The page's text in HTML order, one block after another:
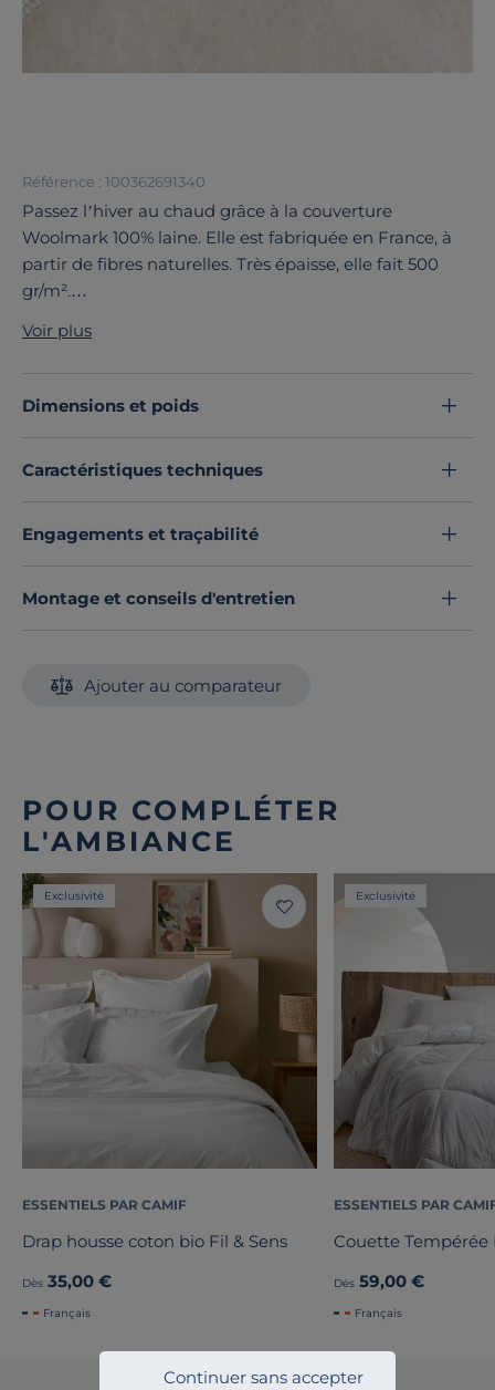
Continuer sans accepter
Référence : 100362691340
Passez l’hiver au chaud grâce à la couverture
Woolmark 100% laine. Elle est fabriquée en France, à
partir de fibres naturelles. Très épaisse, elle fait 500
gr/m².
vous apporte tout le confort et la noblesse d’une belle
matière naturelle. Elle est parfaite pour réchauffer les
nuits très froides de l’hiver et elle vous assure une nuit
Voir plus
Dimensions et poids
Caractéristiques techniques
Engagements et traçabilité
Montage et conseils d'entretien
Ajouter au comparateur
POUR COMPLÉTER
L'AMBIANCE
Exclusivité
ESSENTIELS PAR CAMIF
Drap housse coton bio Fil & Sens
Dès 35,00 €
Français
Exclusivité
ESSENTIELS PAR
Couette Tempérée
Dès 59,00 €
Français